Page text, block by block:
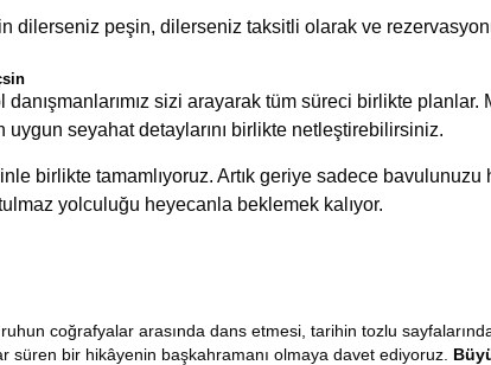
dilerseniz peşin, dilerseniz taksitli olarak ve
sizi arayarak tüm süreci birlikte planlar.
seyahat detaylarını birlikte netleştirebilirsiniz.
birlikte tamamlıyoruz. Artık geriye sadece bavulunuzu
yolculuğu heyecanla beklemek kalıyor.
coğrafyalar arasında dans etmesi, tarihin tozlu
süren bir hikâyenin başkahramanı olmaya davet ediyoruz.